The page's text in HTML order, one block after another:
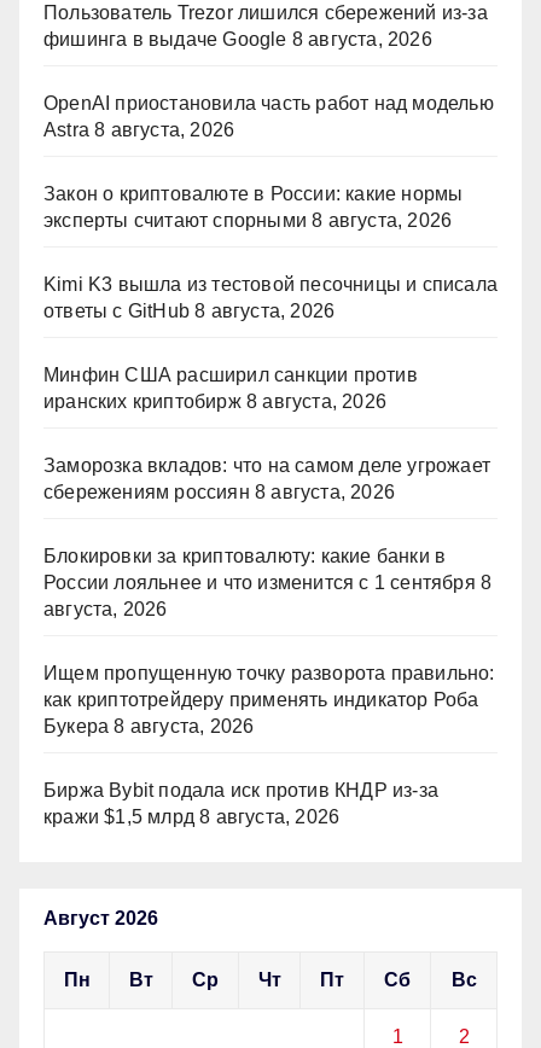
Пользователь Trezor лишился сбережений из-за
фишинга в выдаче Google 8 августа, 2026
OpenAI приостановила часть работ над моделью
Astra 8 августа, 2026
Закон о криптовалюте в России: какие нормы
эксперты считают спорными 8 августа, 2026
Kimi K3 вышла из тестовой песочницы и списала
ответы с GitHub 8 августа, 2026
Минфин США расширил санкции против
иранских криптобирж 8 августа, 2026
Заморозка вкладов: что на самом деле угрожает
сбережениям россиян 8 августа, 2026
Блокировки за криптовалюту: какие банки в
России лояльнее и что изменится с 1 сентября 8
августа, 2026
Ищем пропущенную точку разворота правильно:
как криптотрейдеру применять индикатор Роба
Букера 8 августа, 2026
Биржа Bybit подала иск против КНДР из‑за
кражи $1,5 млрд 8 августа, 2026
Август 2026
Пн Вт Ср Чт Пт Сб Вс
1 2